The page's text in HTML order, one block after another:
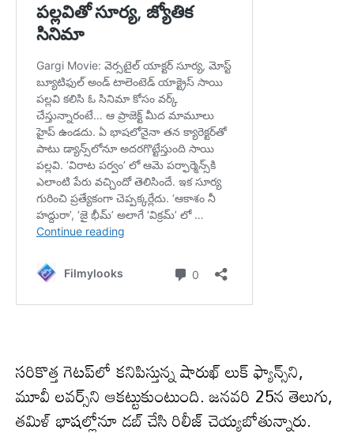
సరికొత్త గెటప్‌లో కనిపిస్తున్న షారుఖ్ లుక్ ఫ్యాన్స్‌ని,
మూవీ లవర్స్‌ని ఆకట్టుకుంటుంది. జనవరి 25న తెలుగు,
తమిళ్ భాషల్లోనూ డబ్ చేసి రిలీజ్ చెయ్యబోతున్నారు.